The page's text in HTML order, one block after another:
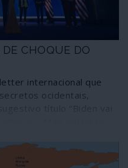
CHOQUE DO
internacional que
ocidentais,
Ilusões para que